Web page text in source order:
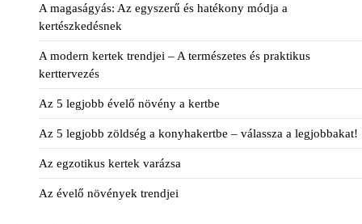
A magaságyás: Az egyszerű és hatékony módja a
kertészkedésnek
A modern kertek trendjei – A természetes és praktikus
kerttervezés
Az 5 legjobb évelő növény a kertbe
Az 5 legjobb zöldség a konyhakertbe – válassza a legjobbakat!
Az egzotikus kertek varázsa
Az évelő növények trendjei